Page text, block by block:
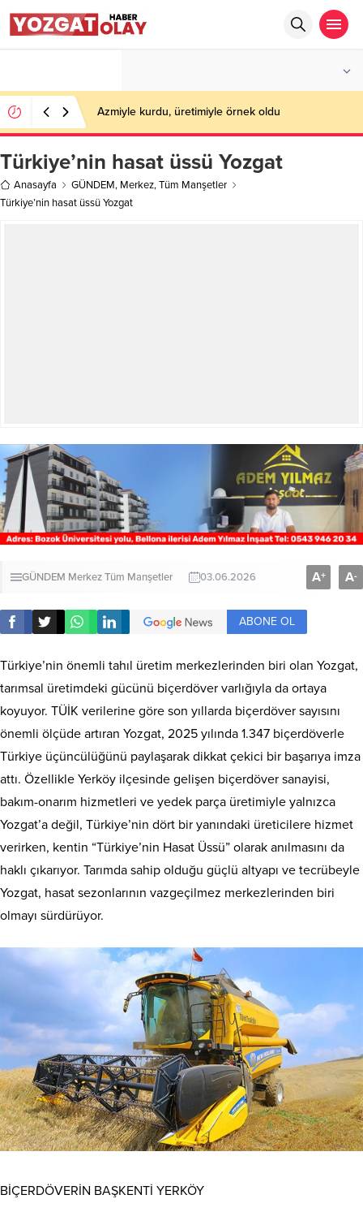
Azmiyle kurdu, üretimiyle örnek oldu
Türkiye’nin hasat üssü Yozgat
Anasayfa GÜNDEM, Merkez,Tüm Manşetler
Türkiye’nin hasat üssü Yozgat
GÜNDEM MerkezTüm Manşetler 03.06.2026 A+ A-
ABONE OL
Türkiye’nin önemli tahıl üretim merkezlerinden biri olan Yozgat,
tarımsal üretimdeki gücünü biçerdöver varlığıyla da ortaya
koyuyor. TÜİK verilerine göre son yıllarda biçerdöver sayısını
önemli ölçüde artıran Yozgat, 2025 yılında 1.347 biçerdöverle
Türkiye üçüncülüğünü paylaşarak dikkat çekici bir başarıya imza
attı. Özellikle Yerköy ilçesinde gelişen biçerdöver sanayisi,
bakım-onarım hizmetleri ve yedek parça üretimiyle yalnızca
Yozgat’a değil, Türkiye’nin dört bir yanındaki üreticilere hizmet
verirken, kentin “Türkiye’nin Hasat Üssü” olarak anılmasını da
haklı çıkarıyor. Tarımda sahip olduğu güçlü altyapı ve tecrübeyle
Yozgat, hasat sezonlarının vazgeçilmez merkezlerinden biri
olmayı sürdürüyor.
BİÇERDÖVERİN BAŞKENTİ YERKÖY